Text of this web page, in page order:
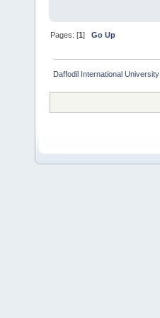
Pages: [1]Go Up
Daffodil International University